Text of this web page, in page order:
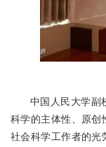
中国人民大学副
科学的主体性、原创
社会科学工作者的光